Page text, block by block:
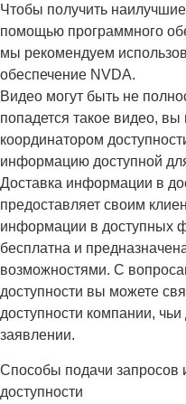
Чтобы получить
помощью программного
мы рекомендуем
обеспечение NVDA.
Видео могут быть не
попадется такое видео, вы
координатором
информацию доступной
Доставка информации в
предоставляет своим
информации в доступных
бесплатна и
возможностями. С
доступности вы можете
доступности компании,
заявлении.
Способы подачи
доступности